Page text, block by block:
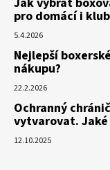
pro domácí i
5.4.2026
Nejlepší
nákupu?
22.2.2026
Ochranný
vytvarovat.
12.10.2025